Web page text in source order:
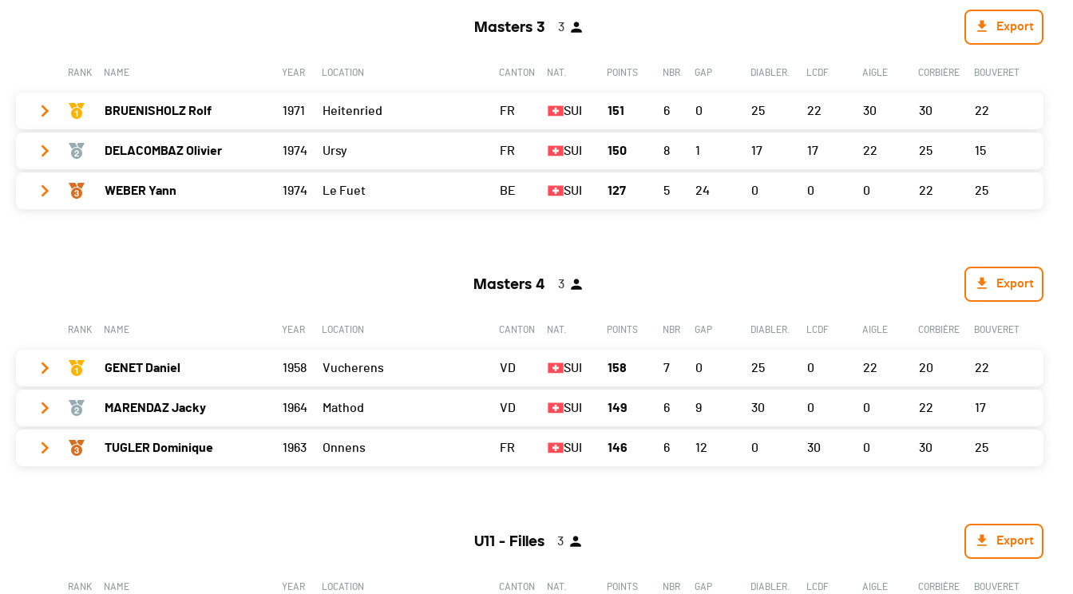
Masters 3 3 Export
RANK NAME YEAR LOCATION CANTON NAT. POINTS NBR GAP DIABLER. LCDF AIGLE CORBIÈRE BOUVERET
BRUENISHOLZ Rolf 1971 Heitenried FR SUI 151 6 0 25 22 30 30 22
Bramois 22
Porrentruy 0
DELACOMBAZ Olivier 1974 Ursy FR SUI 150 8 1 17 17 22 25 15
Bramois 17
WEBER Yann 1974 Le Fuet BE SUI 127 5 24 0 0 0 22 25
Masters 4 3 Export
RANK NAME YEAR LOCATION CANTON NAT. POINTS NBR GAP DIABLER. LCDF AIGLE CORBIÈRE BOUVERET
GENET Daniel 1958 Vucherens VD SUI 158 7 0 25 0 22 20 22
Bramois 25
Porrentruy 22
MARENDAZ Jacky 1964 Mathod VD SUI 149 6 9 30 0 0 22 17
Bramois 30
TUGLER Dominique 1963 Onnens FR SUI 146 6 12 0 30 0 30 25
U11 - Filles 3 Export
RANK NAME YEAR LOCATION CANTON NAT. POINTS NBR GAP DIABLER. LCDF AIGLE CORBIÈRE BOUVERET